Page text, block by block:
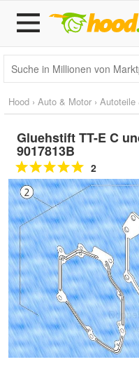
Hood › Auto & Motor › Autoteile
Gluehstift TT-E C
9017813B
2